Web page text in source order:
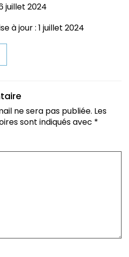
juillet 2024
à jour : 1 juillet 2024
ne sera pas publiée. Les
sont indiqués avec *